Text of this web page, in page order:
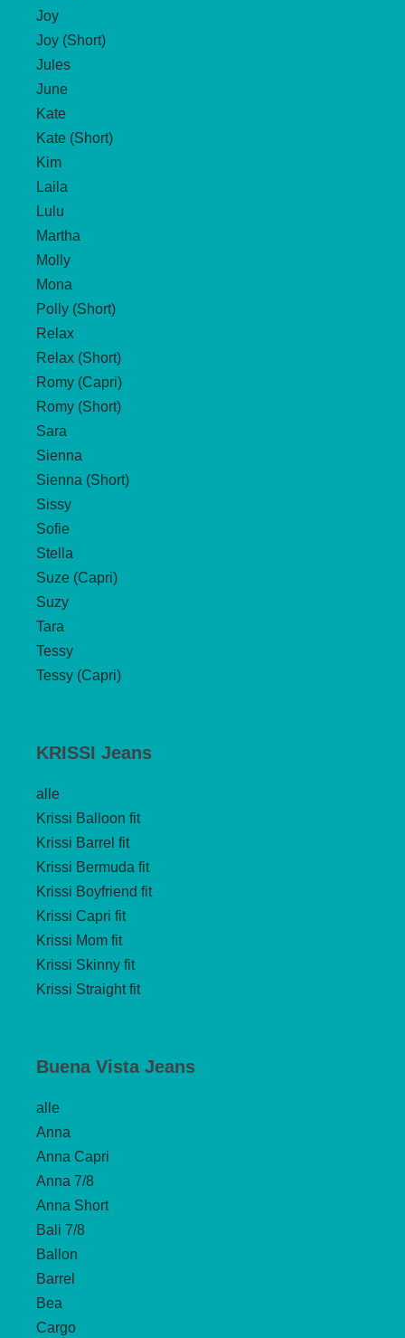
Joy
Joy (Short)
Jules
June
Kate
Kate (Short)
Kim
Laila
Lulu
Martha
Molly
Mona
Polly (Short)
Relax
Relax (Short)
Romy (Capri)
Romy (Short)
Sara
Sienna
Sienna (Short)
Sissy
Sofie
Stella
Suze (Capri)
Suzy
Tara
Tessy
Tessy (Capri)
KRISSI Jeans
alle
Krissi Balloon fit
Krissi Barrel fit
Krissi Bermuda fit
Krissi Boyfriend fit
Krissi Capri fit
Krissi Mom fit
Krissi Skinny fit
Krissi Straight fit
Buena Vista Jeans
alle
Anna
Anna Capri
Anna 7/8
Anna Short
Bali 7/8
Ballon
Barrel
Bea
Cargo